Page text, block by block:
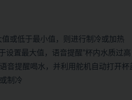
或低于最小值，则进行制冷或加热
置最大值，语音提醒”杯内水质过高
音提醒喝水，并利用舵机自动打开杯
制冷